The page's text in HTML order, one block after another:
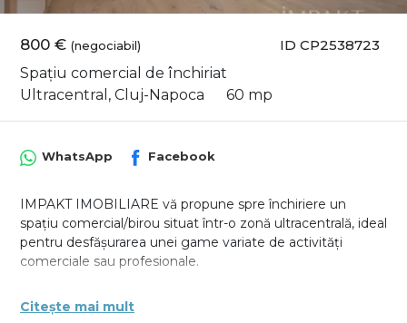
ID CP2538723
800 € (negociabil)
Spațiu comercial de închiriat
Ultracentral, Cluj-Napoca
60 mp
WhatsApp Facebook
IMPAKT IMOBILIARE vă propune spre închiriere un
spațiu comercial/birou situat într-o zonă ultracentrală, ideal
pentru desfășurarea unei game variate de activități
comerciale sau profesionale.
amplasată într-o zonă cu trafic pietonal intens și acces
Citește mai mult